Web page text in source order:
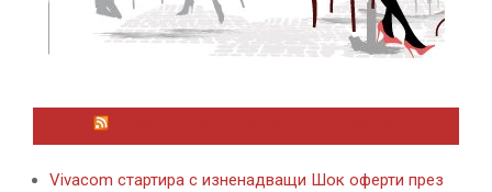
Vivacom стартира с изненадващи Шок оферти през